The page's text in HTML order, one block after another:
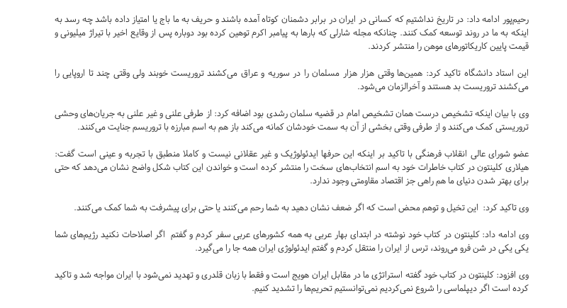
رحیم‌پور ادامه داد: در تاریخ نداشتیم که کسانی در ایران در برابر دشمنان کوتاه آمده باشند و حریف به ما باج یا امتیاز داده باشد چه رسد به
اینکه به ما در روند توسعه کمک کنند. چنانکه مجله شارلی که بارها به پیامبر اکرم توهین کرده بود دوباره پس از وقایع اخیر با تیراژ میلیونی و
قیمت پایین کاریکاتورهای موهن را منتشر کردند.
این استاد دانشگاه تاکید کرد: همین‌ها وقتی هزار هزار مسلمان را در سوریه و عراق می‌کشند تروریست خوبند ولی وقتی چند تا اروپایی را
می‌کشند تروریست بد هستند و آخر‌الزمان می‌شود.
وی با بیان اینکه تشخیص درست همان تشخیص امام در قضیه سلمان رشدی بود اضافه کرد: از طرفی علنی و غیر علنی به جریان‌های وحشی
تروریستی کمک می‌کنند و از طرفی وقتی بخشی از آن به سمت خودشان کمانه می‌کند باز هم به اسم مبارزه با تروریسم جنایت می‌کنند.
عضو شورای عالی انقلاب فرهنگی با تاکید بر اینکه این حرفها ایدئولوژیک و غیر عقلانی نیست و کاملا منطبق با تجربه و عینی است گفت:
هیلاری کلینتون در کتاب خاطرات خود به اسم انتخاب‌های سخت را منتشر کرده است و خواندن این کتاب شکل واضح نشان می‌دهد که حتی
برای بهتر شدن دنیای ما هم راهی جز اقتصاد مقاومتی وجود ندارد.
وی تاکید کرد: این تخیل و توهم محض است که اگر ضعف نشان دهید به شما رحم می‌کنند یا حتی برای پیشرفت به شما کمک می‌کنند.
وی ادامه داد: کلینتون در کتاب خود نوشته در ابتدای بهار عربی به همه کشورهای عربی سفر کردم و گفتم اگر اصلاحات نکنید رژیم‌های شما
یکی یکی در شن فرو می‌روند، ترس از ایران را منتقل کردم و گفتم ایدئولوژی ایران همه جا را می‌گیرد.
وی افزود: کلینتون در کتاب خود گفته استراتژی ما در مقابل ایران هویج است و فقط با زبان قلدری و تهدید نمی‌شود با ایران مواجه شد و تاکید
کرده است اگر دیپلماسی را شروع نمی‌کردیم نمی‌توانستیم تحریم‌ها را تشدید کنیم.